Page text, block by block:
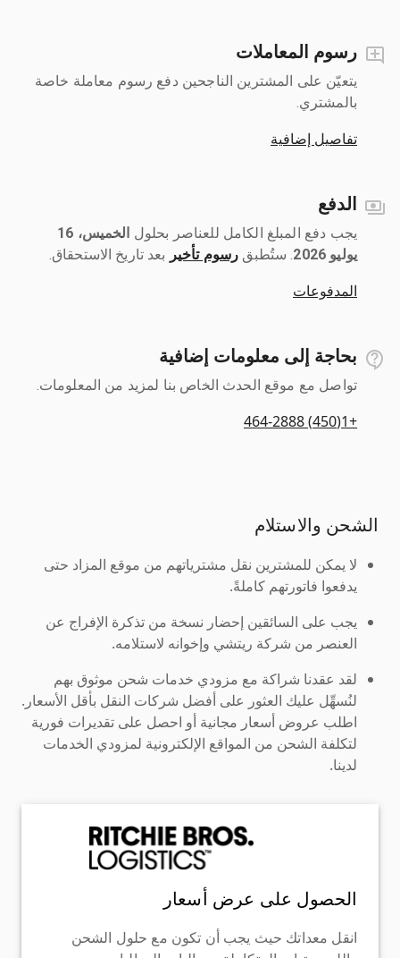
رسوم المعاملات
يتعيّن على المشترين الناجحين دفع رسوم معاملة خاصة
بالمشتري.
تفاصيل إضافية
الدفع
يجب دفع المبلغ الكامل للعناصر بحلول ‎
الخميس، 16
يوليو 2026
رسوم تأخير بعد تاريخ الاستحقاق.
المدفوعات
بحاجة إلى معلومات إضافية
تواصل مع موقع الحدث الخاص بنا لمزيد من المعلومات.
+1(450) 464-2888
الشحن والاستلام
لا يمكن للمشترين نقل مشترياتهم من موقع المزاد حتى
يدفعوا فاتورتهم كاملةً.
يجب على السائقين إحضار نسخة من تذكرة الإفراج عن
العنصر من شركة ريتشي وإخوانه لاستلامه.
لقد عقدنا شراكة مع مزودي خدمات شحن موثوق بهم
لنُسهِّل عليك العثور على أفضل شركات النقل بأقل الأسعار.
اطلب عروض أسعار مجانية أو احصل على تقديرات فورية
لتكلفة الشحن من المواقع الإلكترونية لمزودي الخدمات
لدينا.
الحصول على عرض أسعار
انقل معداتك حيث يجب أن تكون مع حلول الشحن